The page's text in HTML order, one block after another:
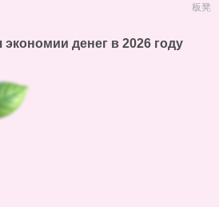
板凳
денег в 2026 году